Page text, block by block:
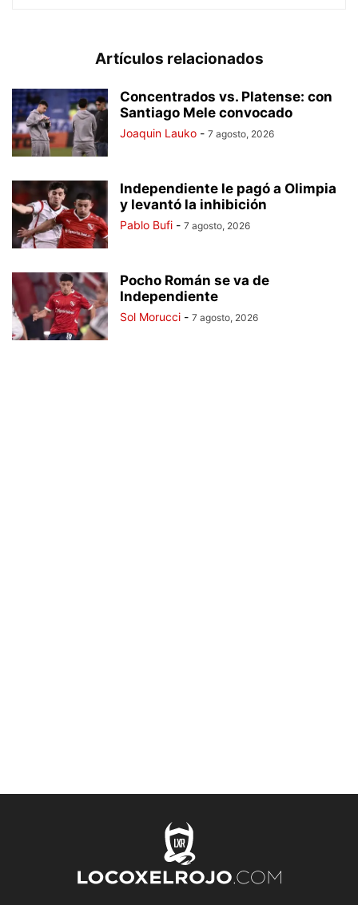
Artículos relacionados
Concentrados vs. Platense: con
Santiago Mele convocado
Joaquin Lauko - 7 agosto, 2026
Independiente le pagó a Olimpia
y levantó la inhibición
Pablo Bufi - 7 agosto, 2026
Pocho Román se va de
Independiente
Sol Morucci - 7 agosto, 2026